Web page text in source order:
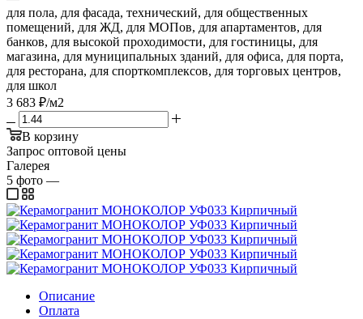
для пола, для фасада, технический, для общественных
помещений, для ЖД, для МОПов, для апартаментов, для
банков, для высокой проходимости, для гостиницы, для
магазина, для муниципальных зданий, для офиса, для порта,
для ресторана, для спорткомплексов, для торговых центров,
для школ
3 683 ₽/м2
В корзину
Запрос оптовой цены
Галерея
5 фото —
Описание
Оплата